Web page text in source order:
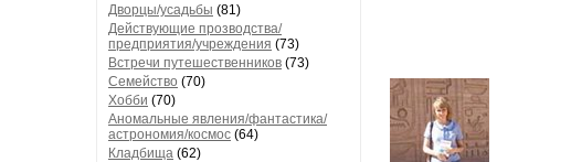
Дворцы/усадьбы (81)
Действующие прозводства/
предприятия/учреждения (73)
Встречи путешественников (73)
Семейство (70)
Хобби (70)
Аномальные явления/фантастика/
астрономия/космос (64)
Кладбища (62)